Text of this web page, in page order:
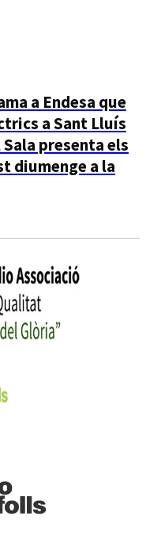
a Endesa que
a Sant Lluís
presenta els
diumenge a la